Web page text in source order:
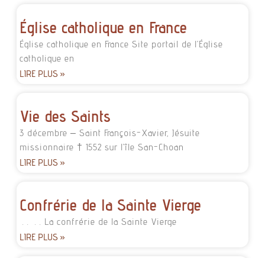
Église catholique en France
Église catholique en France Site portail de l’Église
catholique en
LIRE PLUS »
Vie des Saints
3 décembre – Saint François-Xavier, Jésuite
missionnaire † 1552 sur l’île San-Choan
LIRE PLUS »
Confrérie de la Sainte Vierge
. . . . La confrérie de la Sainte Vierge
LIRE PLUS »